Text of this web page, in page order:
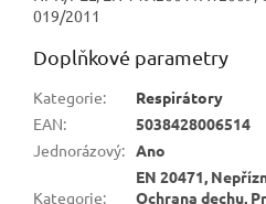
019/2011
Doplňkové parametry
Kategorie:
Respirátory
EAN:
5038428006514
Jednorázový: Ano
Kategorie:
EN 20471,
Ochrana dechu,